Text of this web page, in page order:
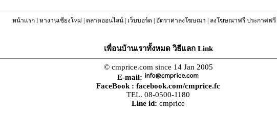
หน้าแรกl หางานเชียงใหม่ | ตลาดออนไลน์| เว็บบอร์ด | อัตราค่าลงโฆษณา | ลงโฆษณาฟรี ประกาศฟรี
เพื่อนบ้านเราทั้งหมด วิธีแลก Link
© cmprice.com since 14 Jan 2005
E-mail:
FaceBook : facebook.com/cmprice.fc
TEL. 08-0500-1180
Line id: cmprice